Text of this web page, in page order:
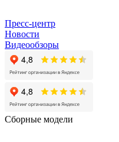
Пресс-центр
Новости
Видеообзоры
Сборные модели